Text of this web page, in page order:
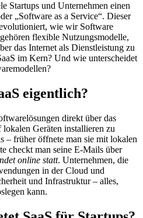
Startups und Unternehmen einen
„Software as a Service“. Dieser
wie wir Software
flexible Nutzungsmodelle,
das Internet als Dienstleistung zu
im Kern? Und wie unterscheidet
eigentlich?
direkt über das
Geräten installieren zu
– früher öffnete man sie mit lokalen
checkt man seine E-Mails über
online statt. Unternehmen, die
in der Cloud und
und Infrastruktur – alles,
kann.